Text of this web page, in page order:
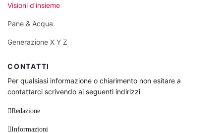
Visioni d'insieme
Pane & Acqua
Generazione X Y Z
CONTATTI
Per qualsiasi informazione o chiarimento non esitare a
contattarci scrivendo ai seguenti indirizzi
Redazione
Informazioni